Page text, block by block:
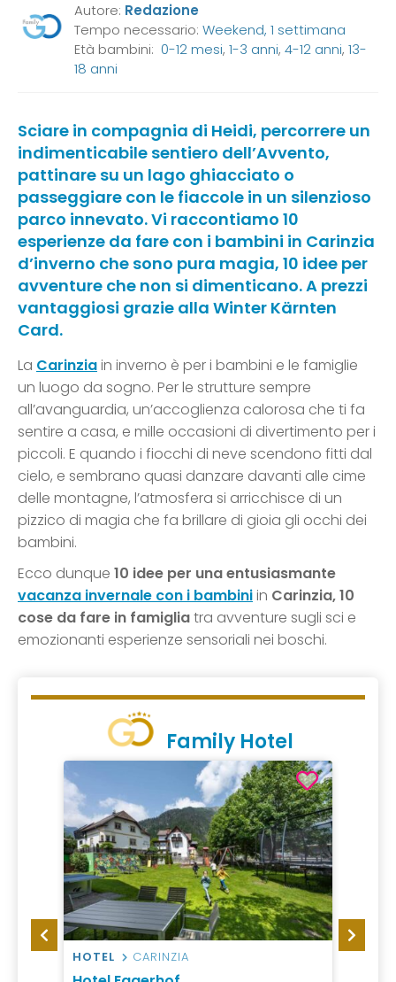
Autore: Redazione
Tempo necessario:Weekend, 1 settimana
Età bambini:0-12 mesi,1-3 anni,4-12 anni,13-
18 anni
Sciare in compagnia di Heidi, percorrere un
indimenticabile sentiero dell’Avvento,
pattinare su un lago ghiacciato o
passeggiare con le fiaccole in un silenzioso
parco innevato. Vi raccontiamo 10
esperienze da fare con i bambini in Carinzia
d’inverno che sono pura magia, 10 idee per
avventure che non si dimenticano. A prezzi
vantaggiosi grazie alla Winter Kärnten
Card.
La Carinziain inverno è per i bambini e le famiglie
un luogo da sogno. Per le strutture sempre
all’avanguardia, un’accoglienza calorosa che ti fa
sentire a casa, e mille occasioni di divertimento per i
piccoli. E quando i fiocchi di neve scendono fitti dal
cielo, e sembrano quasi danzare davanti alle cime
delle montagne, l’atmosfera si arricchisce di un
pizzico di magia che fa brillare di gioia gli occhi dei
bambini.
Ecco dunque 10 idee per una entusiasmante
vacanza invernale con i bambiniin Carinzia,10
cose da fare in famigliatra avventure sugli sci e
emozionanti esperienze sensoriali nei boschi.
Family Hotel
HOTEL CARINZIA HOTEL